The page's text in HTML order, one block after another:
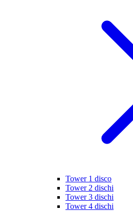
Tower 1 disco
Tower 2 dischi
Tower 3 dischi
Tower 4 dischi